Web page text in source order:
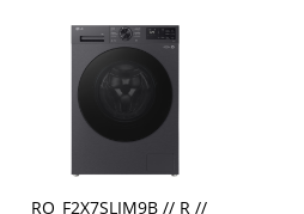
RO_F2X7SLIM9B // R //